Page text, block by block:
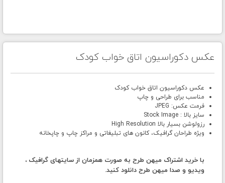
عکس دکوراسیون اتاق خواب کودک
عکس دکوراسیون اتاق خواب کودک
مناسب برای طراحی و چاپ
فرمت عکس: JPEG
سایز بالا : Stock Image
رزولوشن بسیار بالا High Resolution
ویژه طراحان گرافیک، کانون های تبلیغاتی و مراکز چاپ و چاپخانه
با خرید اشتراک میهن طرح به صورت همزمان از سایتهای گرافیک ،
ویدیو و صدا میهن طرح دانلود کنید.